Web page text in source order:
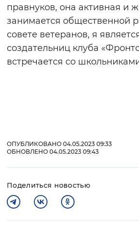
правнуков, она активная и
занимается общественной
совете ветеранов, я
создательниц клуба
встречается со
ОПУБЛИКОВАНО 04.05.2023 09:33
ОБНОВЛЕНО 04.05.2023 09:43
Поделиться новостью